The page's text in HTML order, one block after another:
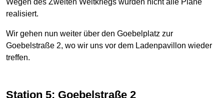
Wegen des Zweiten Weltkriegs wurden nicht alle Pläne
realisiert.
Wir gehen nun weiter über den Goebelplatz zur
Goebelstraße 2, wo wir uns vor dem Ladenpavillon wieder
treffen.
Station 5: Goebelstraße 2